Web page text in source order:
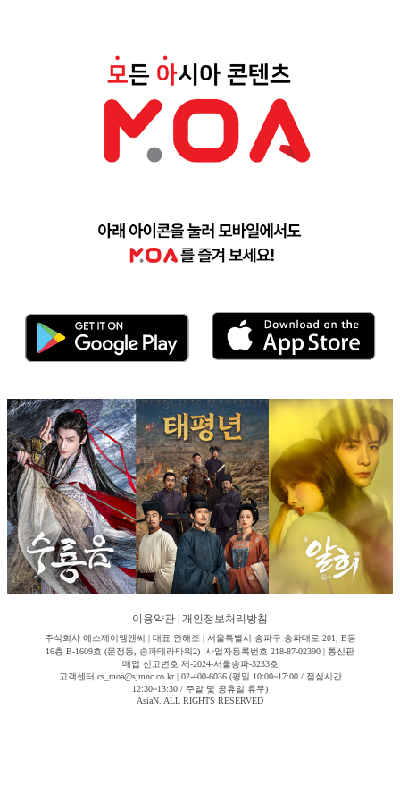
이용약관 개인정보처리방침
주식회사 에스제이엠엔씨 | 대표 안해조 | 서울특별시 송파구 송파대로 201, B동
16층 B-1609호 (문정동, 송파테라타워2) 사업자등록번호 218-87-02390 | 통신판
매업 신고번호 제-2024-서울송파-3233호
고객센터 cs_moa@sjmnc.co.kr | 02-400-6036 (평일 10:00~17:00 / 점심시간
12:30~13:30 / 주말 및 공휴일 휴무)
AsiaN. ALL RIGHTS RESERVED